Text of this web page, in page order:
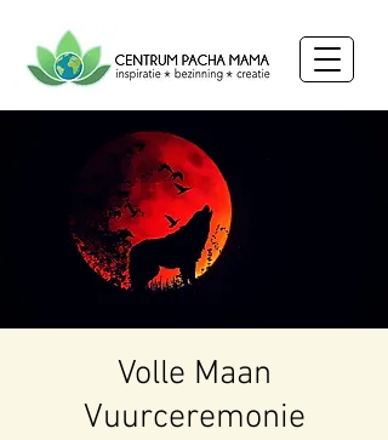
Volle Maan
Vuurceremonie